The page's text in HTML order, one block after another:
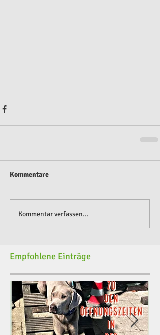
Kommentare
Kommentar verfassen...
Empfohlene Einträge